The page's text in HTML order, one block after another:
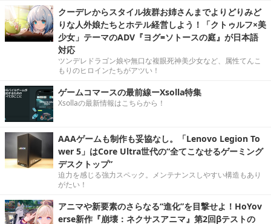
クーデレからスタイル抜群お姉さんまでよりどりみど
りな人外娘たちとホテル経営しよう！「クトゥルフ×美
少女」テーマのADV『ヨグ=ソトースの庭』が日本語
対応
ツンデレドラゴン娘や無口な複眼死神美少女など、属性てんこ
もりのヒロインたちがアツい！
ゲームコマースの最前線ーXsolla特集
Xsollaの最新情報はこちらから！
AAAゲームも制作も妥協なし。「Lenovo Legion To
wer 5」はCore Ultra世代の“全てこなせるゲーミング
デスクトップ”
迫力を感じる強力スペック。メンテナンスしやすい構造もあり
がたい！
アニマや新要素のさらなる“進化”を目撃せよ！HoYov
erse新作『崩壊：ネクサスアニマ』第2回βテストの